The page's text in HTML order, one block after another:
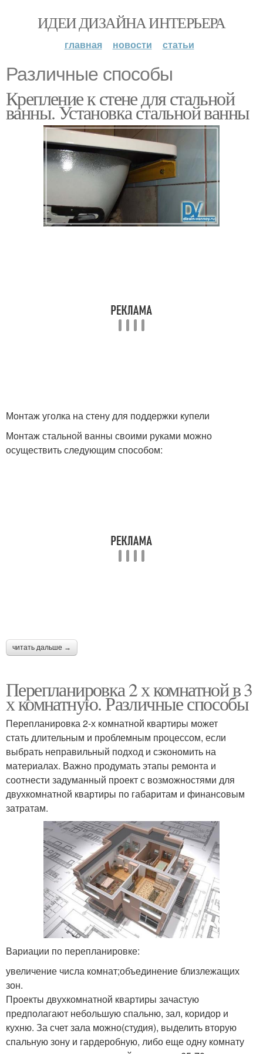
ИДЕИ ДИЗАЙНА ИНТЕРЬЕРА
главная новости статьи
Различные способы
Крепление к стене для стальной
ванны. Установка стальной ванны
Монтаж уголка на стену для поддержки купели
Монтаж стальной ванны своими руками можно
осуществить следующим способом:
читать дальше →
Перепланировка 2 х комнатной в 3
х комнатную. Различные способы
Перепланировка 2-х комнатной квартиры может
стать длительным и проблемным процессом, если
выбрать неправильный подход и сэкономить на
материалах. Важно продумать этапы ремонта и
соотнести задуманный проект с возможностями для
двухкомнатной квартиры по габаритам и финансовым
затратам.
Вариации по перепланировке:
увеличение числа комнат;объединение близлежащих
зон.
Проекты двухкомнатной квартиры зачастую
предполагают небольшую спальню, зал, коридор и
кухню. За счет зала можно(студия), выделить вторую
спальную зону и гардеробную, либо еще одну комнату